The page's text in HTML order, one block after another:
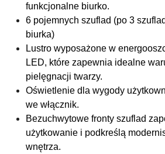
funkcjonalne biurko.
6 pojemnych szuflad (po 3
biurka)
Lustro wyposażone w
LED, które zapewnia idealne
pielęgnacji twarzy.
Oświetlenie dla wygody
we włącznik.
Bezuchwytowe fronty szuflad
użytkowanie i podkreślą
wnętrza.